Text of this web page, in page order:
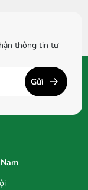
thông tin tư
Gửi